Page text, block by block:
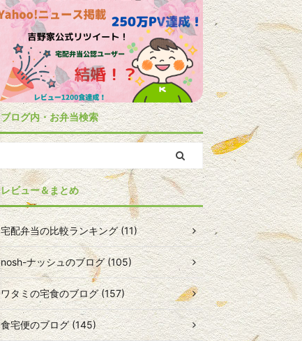
ブログ内・お弁当検索
レビュー＆まとめ
宅配弁当の比較ランキング (11)
nosh-ナッシュのブログ (105)
ワタミの宅食のブログ (157)
食宅便のブログ (145)